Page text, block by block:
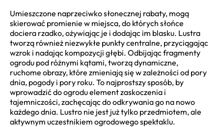
Umieszczone naprzeciwko słonecznej rabaty, mogą
skierować promienie w miejsca, do których słońce
dociera rzadko, ożywiając je i dodając im blasku. Lustra
tworzą również niezwykłe punkty centralne, przyciągając
wzrok i nadając kompozycji głębi. Odbijając fragmenty
ogrodu pod różnymi kątami, tworzą dynamiczne,
ruchome obrazy, które zmieniają się w zależności od pory
dnia, pogody i pory roku. To najprostszy sposób, by
wprowadzić do ogrodu element zaskoczenia i
tajemniczości, zachęcając do odkrywania go na nowo
każdego dnia. Lustro nie jest już tylko przedmiotem, ale
aktywnym uczestnikiem ogrodowego spektaklu.